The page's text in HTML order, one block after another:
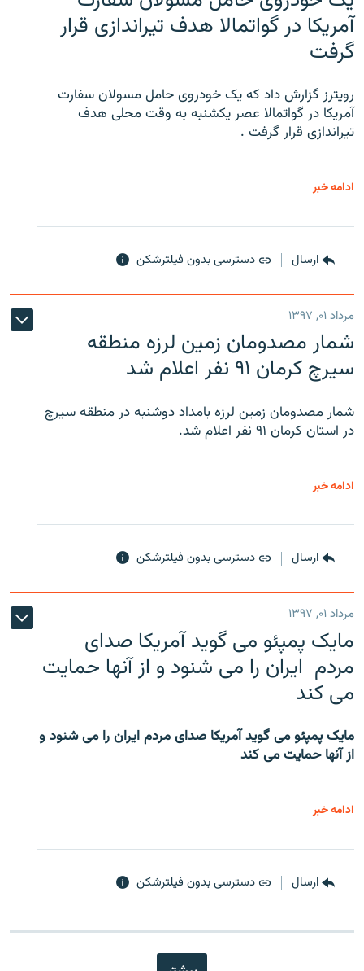
آمریکا در گواتمالا هدف تیراندازی قرار
گرفت
رویترز گزارش داد که یک خودروی حامل مسولان سفارت
آمریکا در گواتمالا عصر یکشنبه به وقت محلی هدف
تیراندازی قرار گرفت .
ادامه خبر
ارسال دسترسی بدون فیلترشکن
مرداد ۰۱, ۱۳۹۷
شمار مصدومان زمین لرزه منطقه
سیرچ کرمان ۹۱ نفر اعلام شد
شمار مصدومان زمین لرزه بامداد دوشنبه در منطقه سیرچ
در استان کرمان ۹۱ نفر اعلام شد.
ادامه خبر
ارسال دسترسی بدون فیلترشکن
مرداد ۰۱, ۱۳۹۷
مایک پمپئو می گوید آمریکا صدای
مردم ایران را می شنود و از آنها حمایت
می کند
مایک پمپئو می گوید آمریکا صدای مردم ایران را می شنود و
از آنها حمایت می کند
ادامه خبر
ارسال دسترسی بدون فیلترشکن